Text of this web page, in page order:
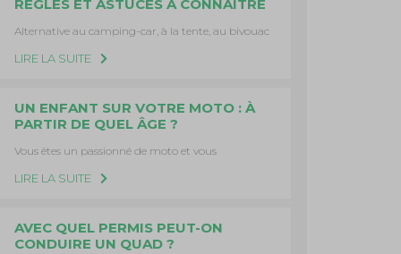
RÈGLES ET ASTUCES À CONNAÎTRE
Alternative au camping-car, à la tente, au bivouac
LIRE LA SUITE
UN ENFANT SUR VOTRE MOTO : À
PARTIR DE QUEL ÂGE ?
Vous êtes un passionné de moto et vous
LIRE LA SUITE
AVEC QUEL PERMIS PEUT-ON
CONDUIRE UN QUAD ?